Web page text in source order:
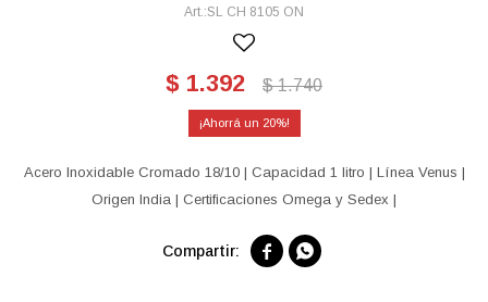
SL CH 8105 ON
$ 1.392 $ 1.740
20
Acero Inoxidable Cromado 18/10 | Capacidad 1 litro | Línea Venus |
Origen India | Certificaciones Omega y Sedex |
 